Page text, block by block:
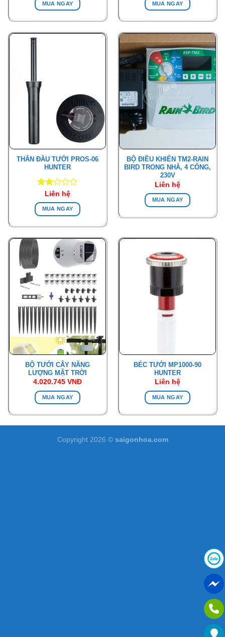
MUA NGAY MUA NGAY
THÂN ĐẦU TƯỚI PROS-06
HUNTER
Được
xếp
hạng
2.00
5
Liên hệ
MUA NGAY
BỘ ĐIỀU KHIỂN TM2-RAIN
BIRD TRONG NHÀ, 4 CỔNG,
230V
Liên hệ
MUA NGAY
BỘ TƯỚI CÂY NĂNG
LƯỢNG MẶT TRỜI
4.020.745 VNĐ
MUA NGAY
BÉC TƯỚI MP1000-90
HUNTER
Liên hệ
MUA NGAY
Copyright 2026 © saigonhoa.com